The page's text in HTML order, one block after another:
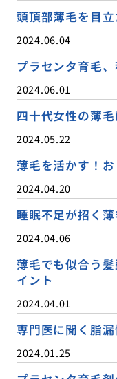
頭頂部薄毛を目
2024.06.04
プラセンタ育毛
2024.06.01
四十代女性の薄
2024.05.22
薄毛を活かす！
2024.04.20
睡眠不足が招く
2024.04.06
薄毛でも似合う
イント
2024.04.01
専門医に聞く脂
2024.01.25